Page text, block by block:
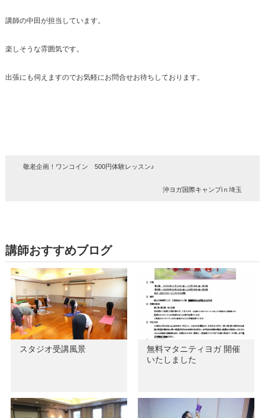
講師の中田が担当しています。
楽しそうな雰囲気です。
出張にも伺えますのでお気軽にお問合せお待ちしております。
敬老企画！ワンコイン 500円体験レッスン♪
沖ヨガ国際キャンプiｎ埼玉
講師おすすめブログ
スタジオ受講風景
無料マタニティヨガ 開催
いたしました